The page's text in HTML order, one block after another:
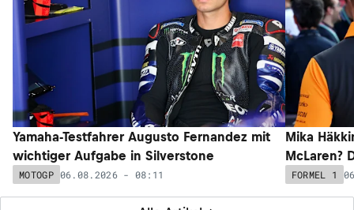
Yamaha-Testfahrer Augusto Fernandez mit
wichtiger Aufgabe in Silverstone
MOTOGP 06.08.2026 - 08:11
Mika
McLaren?
FORMEL 1